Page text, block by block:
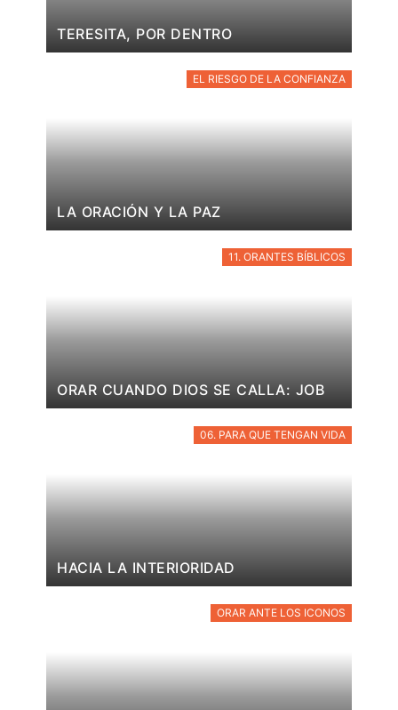
TERESITA, POR DENTRO
EL RIESGO DE LA CONFIANZA
LA ORACIÓN Y LA PAZ
11. ORANTES BÍBLICOS
ORAR CUANDO DIOS SE CALLA: JOB
06. PARA QUE TENGAN VIDA
HACIA LA INTERIORIDAD
ORAR ANTE LOS ICONOS